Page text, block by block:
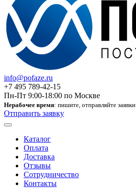
info@pofaze.ru
+7 495 789-42-15
Пн-Пт 9:00-18:00 по Москве
Нерабочее время: пишите, отправляйте заявки
Отправить заявку
Каталог
Оплата
Доставка
Отзывы
Сотрудничество
Контакты